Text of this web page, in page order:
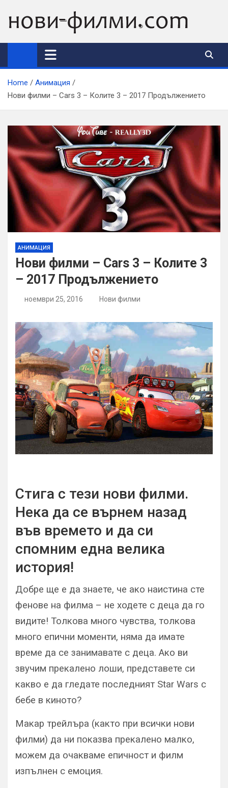
content
Home
Анимация
Нови филми – Cars 3 – Колите 3 – 2017 Продължението
АНИМАЦИЯ
Нови филми – Cars 3 – Колите 3
– 2017 Продължението
ноември 25, 2016 Нови филми
Стига с тези нови филми.
Нека да се върнем назад
във времето и да си
спомним една велика
история!
Добре ще е да знаете, че ако наистина сте
фенове на филма – не ходете с деца да го
видите! Толкова много чувства, толкова
много епични моменти, няма да имате
време да се занимавате с деца. Ако ви
звучим прекалено лоши, представете си
какво е да гледате последният Star Wars с
бебе в киното?
Макар трейлъра (както при всички нови
филми) да ни показва прекалено малко,
можем да очакваме епичност и филм
изпълнен с емоция.